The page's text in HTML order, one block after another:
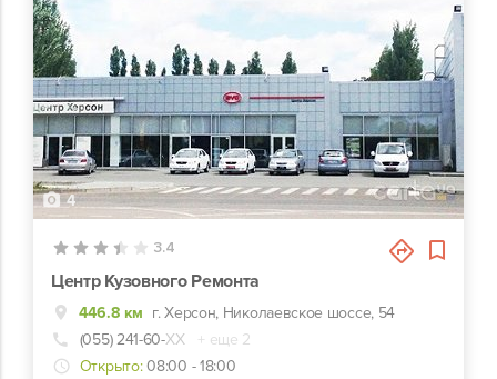
4
3.4
Центр Кузовного Ремонта
446.8 км г. Херсон, Николаевское шоссе, 54
(055) 241-60-ХХ
+ еще 2
Открыто: 08:00 - 18:00